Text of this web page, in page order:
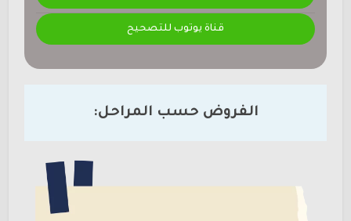
قناة يوتوب للتصحيح
الفروض حسب المراحل: